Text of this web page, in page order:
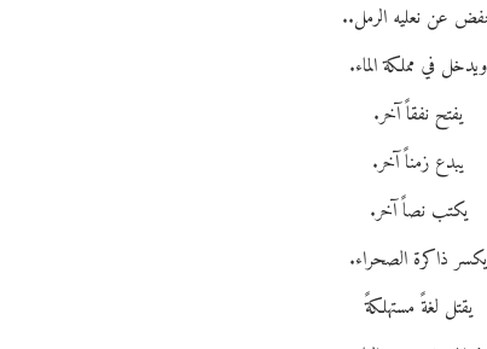
عن نعليه الرمل..
ويدخل في مملكة الماء.
يفتح نفقاً آخر.
يبدع زمناً آخر.
يكتب نصاً آخر.
يكسر ذاكرة الصحراء.
يقتل لغةً مستهلكةً